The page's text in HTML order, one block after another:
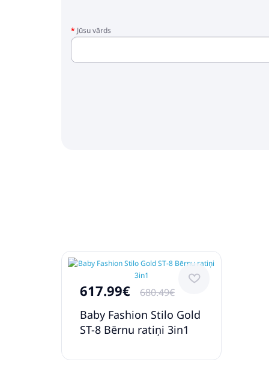
Jūsu vārds
617.99€ 680.49€
Baby Fashion Stilo Gold
ST-8 Bērnu ratiņi 3in1